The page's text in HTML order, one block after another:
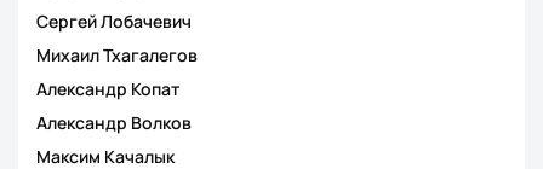
Сергей Лобачевич
Михаил Тхагалегов
Александр Копат
Александр Волков
Максим Качалык